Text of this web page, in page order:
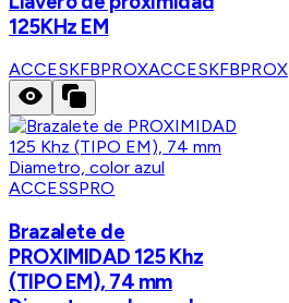
125KHz EM
ACCESKFBPROXACCESKFBPROX
ACCESSPRO
Brazalete de
PROXIMIDAD 125 Khz
(TIPO EM), 74 mm